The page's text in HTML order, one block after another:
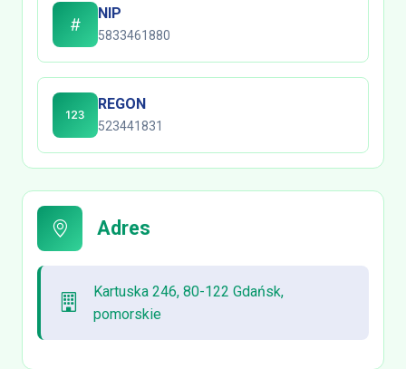
NIP
5833461880
REGON
523441831
Adres
Kartuska 246, 80-122 Gdańsk,
pomorskie